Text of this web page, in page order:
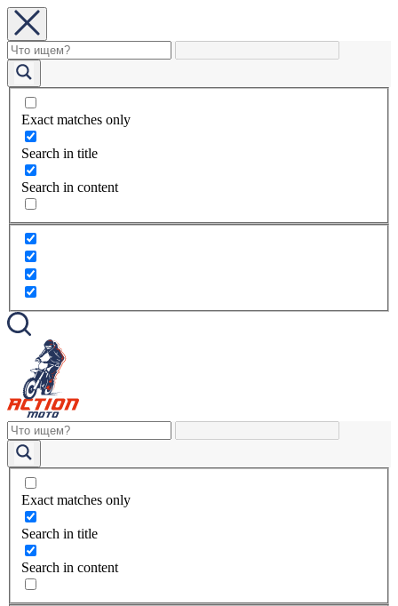
Exact matches only
Search in title
Search in content
Exact matches only
Search in title
Search in content